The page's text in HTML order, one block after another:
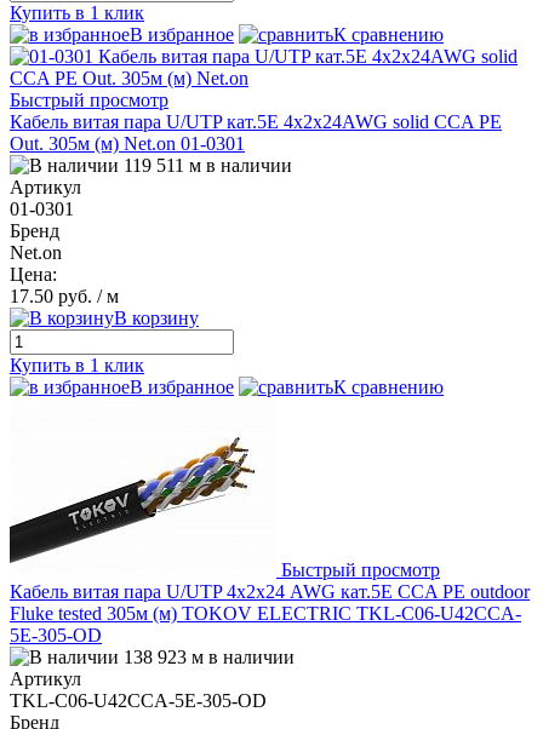
Купить в 1 клик
В избранное
К сравнению
Быстрый просмотр
Кабель витая пара U/UTP кат.5E 4х2х24AWG solid CCA PE
Out. 305м (м) Net.on 01-0301
119 511 м в наличии
Артикул
01-0301
Бренд
Net.on
Цена:
17.50 руб. / м
В корзину
Купить в 1 клик
В избранное
К сравнению
Быстрый просмотр
Кабель витая пара U/UTP 4х2х24 AWG кат.5E CCA PE outdoor
Fluke tested 305м (м) TOKOV ELECTRIC TKL-C06-U42CCA-
5E-305-OD
138 923 м в наличии
Артикул
TKL-C06-U42CCA-5E-305-OD
Бренд